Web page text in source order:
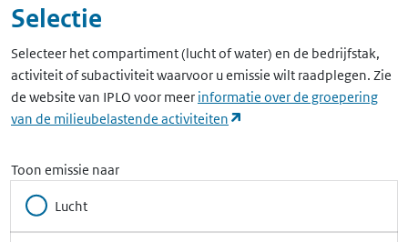
Selectie
Selecteer het compartiment (lucht of water) en de bedrijfstak,
activiteit of subactiviteit waarvoor u emissie wilt raadplegen. Zie
de website van IPLO voor meer informatie over de groepering
van de milieubelastende activiteiten
Toon emissie naar
Lucht